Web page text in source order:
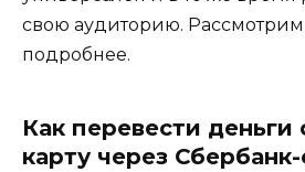
свою аудиторию. Рассмотрим
подробнее.
Как перевести деньги
карту через